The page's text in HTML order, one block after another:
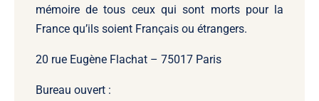
mémoire de tous ceux qui sont morts pour la
France qu’ils soient Français ou étrangers.
20 rue Eugène Flachat – 75017 Paris
Bureau ouvert :